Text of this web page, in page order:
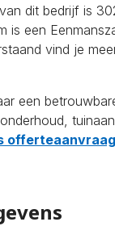
dit bedrijf is
is een
vind je
een
offerteaanvraag